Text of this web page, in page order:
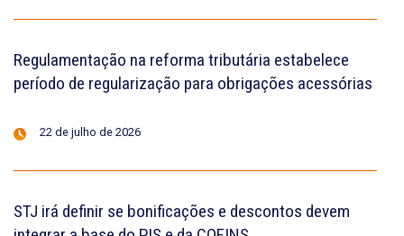
Regulamentação na reforma tributária estabelece
período de regularização para obrigações acessórias
22 de julho de 2026
STJ irá definir se bonificações e descontos devem